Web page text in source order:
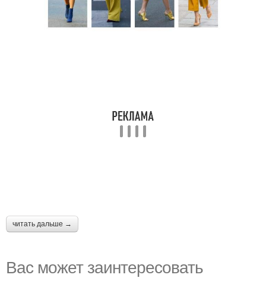
читать дальше →
Вас может заинтересовать